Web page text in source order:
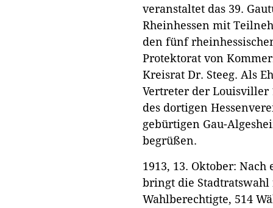
veranstaltet das 39.
Rheinhessen mit
den fünf
Protektorat von
Kreisrat Dr. Steeg. Als
Vertreter der Louisviller
des dortigen
gebürtigen Gau-
begrüßen.
1913, 13. Oktober:
bringt die Stadtratswahl
Wahlberechtigte, 514